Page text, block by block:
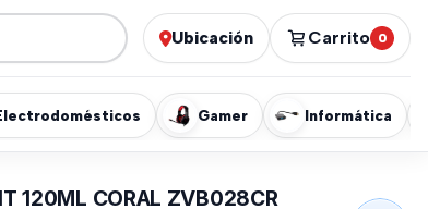
Ubicación Carrito 0
Gamer Informática
120ML CORAL ZVB028CR